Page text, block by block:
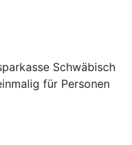
Schwäbisch
für Personen